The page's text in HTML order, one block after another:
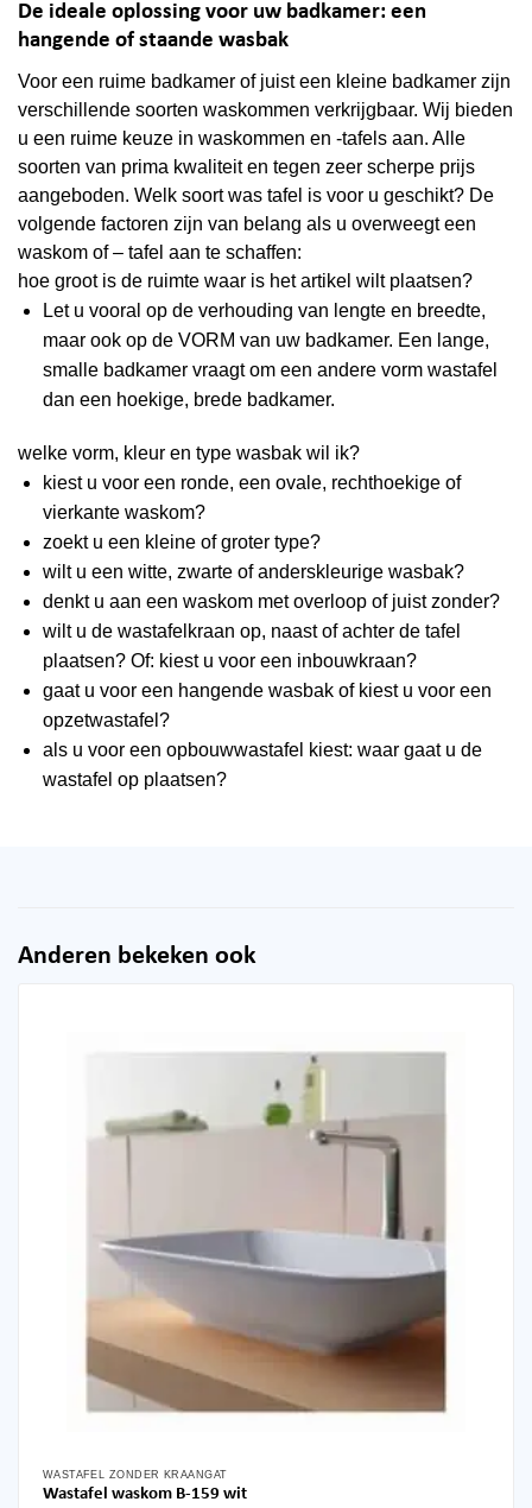
De ideale oplossing voor uw badkamer: een
hangende of staande wasbak
Voor een ruime badkamer of juist een kleine badkamer zijn
verschillende soorten waskommen verkrijgbaar. Wij bieden
u een ruime keuze in waskommen en -tafels aan. Alle
soorten van prima kwaliteit en tegen zeer scherpe prijs
aangeboden. Welk soort was tafel is voor u geschikt? De
volgende factoren zijn van belang als u overweegt een
waskom of – tafel aan te schaffen:
hoe groot is de ruimte waar is het artikel wilt plaatsen?
Let u vooral op de verhouding van lengte en breedte,
maar ook op de VORM van uw badkamer. Een lange,
smalle badkamer vraagt om een andere vorm wastafel
dan een hoekige, brede badkamer.
welke vorm, kleur en type wasbak wil ik?
kiest u voor een ronde, een ovale, rechthoekige of
vierkante waskom?
zoekt u een kleine of groter type?
wilt u een witte, zwarte of anderskleurige wasbak?
denkt u aan een waskom met overloop of juist zonder?
wilt u de wastafelkraan op, naast of achter de tafel
plaatsen? Of: kiest u voor een inbouwkraan?
gaat u voor een hangende wasbak of kiest u voor een
opzetwastafel?
als u voor een opbouwwastafel kiest: waar gaat u de
wastafel op plaatsen?
Anderen bekeken ook
WASTAFEL ZONDER KRAANGAT
Wastafel waskom B-159 wit